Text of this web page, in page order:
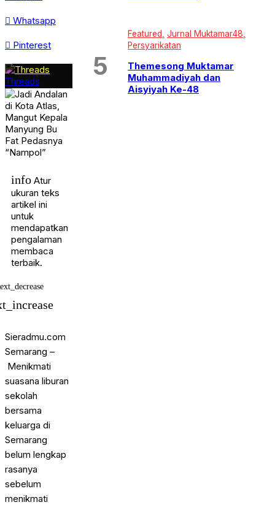
Whatsapp
Pinterest
Threads
info Atur
ukuran teks
artikel ini
untuk
mendapatkan
pengalaman
membaca
terbaik.
Sieradmu.com
Semarang –
Menikmati
suasana liburan
sekolah
bersama
keluarga di
Semarang
belum lengkap
rasanya
sebelum
menikmati
Featured Jurnal Muktamar48
Persyarikatan
Themesong Muktamar
Muhammadiyah dan
Aisyiyah Ke-48